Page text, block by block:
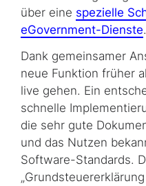
über eine spezielle
eGovernment-Dienste.
Dank gemeinsamer
neue Funktion früher
live gehen. Ein
schnelle
die sehr gute
und das Nutzen
Software-Standards.